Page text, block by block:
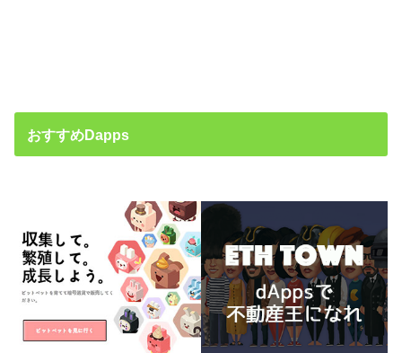
おすすめDapps